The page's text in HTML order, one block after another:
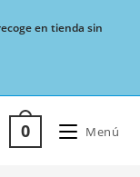
en tienda sin
0 Menú